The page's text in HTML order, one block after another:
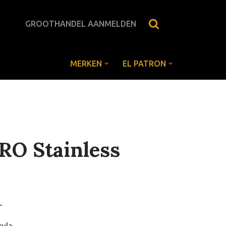
GROOTHANDEL AANMELDEN
MERKEN EL PATRON
Stainless
-